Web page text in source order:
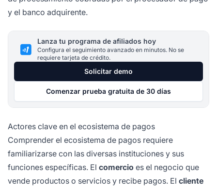
y el banco adquirente.
Lanza tu programa de afiliados hoy
Configura el seguimiento avanzado en minutos. No se
requiere tarjeta de crédito.
Solicitar demo
Comenzar prueba gratuita de 30 días
Actores clave en el ecosistema de pagos
Comprender el ecosistema de pagos requiere
familiarizarse con las diversas instituciones y sus
funciones específicas. El comercio es el negocio que
vende productos o servicios y recibe pagos. El cliente